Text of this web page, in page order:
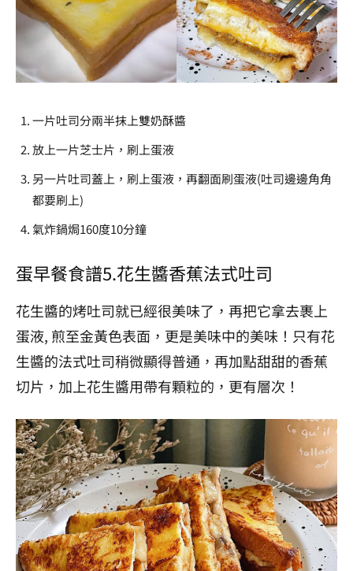
一片吐司分兩半抹上雙奶酥醬
放上一片芝士片，刷上蛋液
另一片吐司蓋上，刷上蛋液，再翻面刷蛋液(吐司邊邊角角
都要刷上)
氣炸鍋焗160度10分鐘
蛋早餐食譜5.花生醬香蕉法式吐司
花生醬的烤吐司就已經很美味了，再把它拿去裹上
蛋液, 煎至金黃色表面，更是美味中的美味！只有花
生醬的法式吐司稍微顯得普通，再加點甜甜的香蕉
切片，加上花生醬用帶有顆粒的，更有層次！